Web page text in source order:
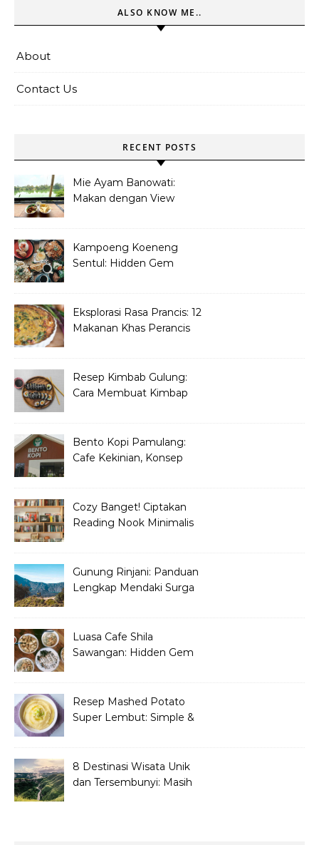
ALSO KNOW ME..
About
Contact Us
RECENT POSTS
Mie Ayam Banowati:
Makan dengan View
Kampoeng Koeneng
Sentul: Hidden Gem
Eksplorasi Rasa Prancis: 12
Makanan Khas Perancis
Resep Kimbab Gulung:
Cara Membuat Kimbap
Bento Kopi Pamulang:
Cafe Kekinian, Konsep
Cozy Banget! Ciptakan
Reading Nook Minimalis
Gunung Rinjani: Panduan
Lengkap Mendaki Surga
Luasa Cafe Shila
Sawangan: Hidden Gem
Resep Mashed Potato
Super Lembut: Simple &
8 Destinasi Wisata Unik
dan Tersembunyi: Masih